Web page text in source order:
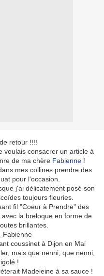
retour !!!!
voulais consacrer un article à
de ma chère Fabienne !
mes collines prendre des
pour l'occasion.
j'ai délicatement posé son
toujours fleuries.
fil "Coeur à Prendre" des
la breloque en forme de
brillantes.
coussinet à Dijon en Mai
mais que nenni, que nenni,
!
Madeleine à sa sauce !